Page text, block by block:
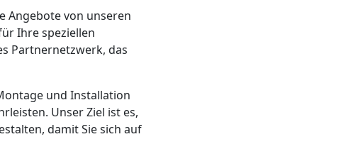
Angebote von unseren
Ihre speziellen
Partnernetzwerk, das
und Installation
Unser Ziel ist es,
damit Sie sich auf